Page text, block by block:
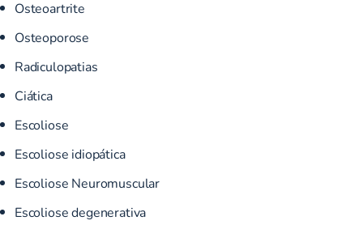
Osteoartrite
Osteoporose
Radiculopatias
Ciática
Escoliose
Escoliose idiopática
Escoliose Neuromuscular
Escoliose degenerativa